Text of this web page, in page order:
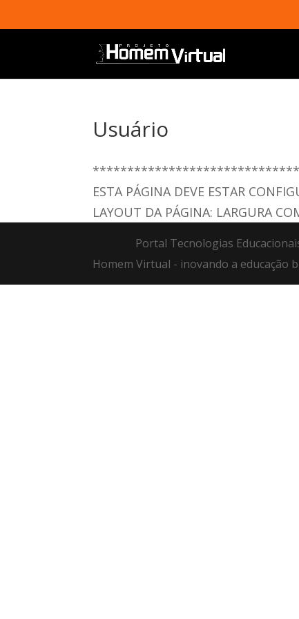
Usuário
ESTA PÁGINA DEVE ESTAR
LAYOUT DA PÁGINA: LARGURA
Portal Tecnologias
Homem Virtual - inovando a educação